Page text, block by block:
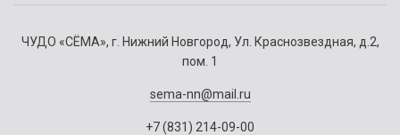
ЧУДО «СЁМА», г. Нижний Новгород, Ул. Краснозвездная, д.2,
пом. 1
sema-nn@mail.ru
+7 (831) 214-09-00